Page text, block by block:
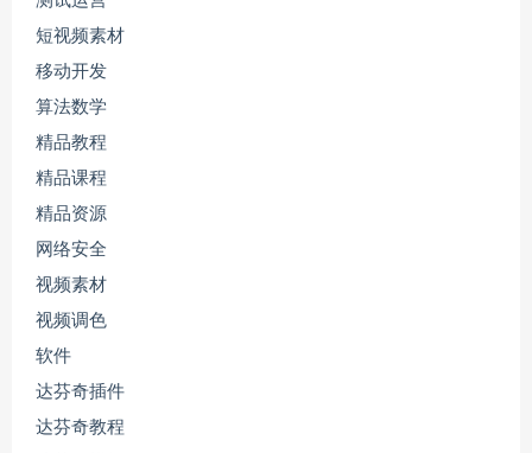
短视频素材
移动开发
算法数学
精品教程
精品课程
精品资源
网络安全
视频素材
视频调色
软件
达芬奇插件
达芬奇教程